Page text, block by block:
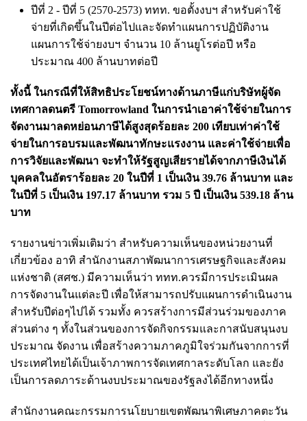
ปีที่ 2 - ปีที่ 5 (2570-2573) ททท. ขอตั้งงบฯ สำหรับค่าใช้
จ่ายที่เกิดขึ้นในปีต่อไปและจัดทำแผนการปฏิบัติงาน
แผนการใช้จ่ายงบฯ จำนวน 10 ล้านยูโรต่อปี หรือ
ประมาณ 400 ล้านบาทต่อปี
ทั้งนี้ ในกรณีที่ให้สิทธิประโยชน์ทางด้านภาษีแก่บริษัทผู้จัด
เทศกาลดนตรี Tomorrowland ในการนำเอาค่าใช้จ่ายในการ
จัดงานมาลดหย่อนภาษีได้สูงสุดร้อยละ 200 เทียบเท่าค่าใช้
จ่ายในการอบรมและพัฒนาทักษะแรงงาน และค่าใช้จ่ายเพื่อ
การวิจัยและพัฒนา จะทำให้รัฐสูญเสียรายได้จากภาษีเงินได้
บุคคลในอัตราร้อยละ 20 ในปีที่ 1 เป็นเงิน 39.76 ล้านบาท และ
ในปีที่ 5 เป็นเงิน 197.17 ล้านบาท รวม 5 ปี เป็นเงิน 539.18 ล้าน
บาท
รายงานข่าวเพิ่มเติมว่า สำหรับความเห็นของหน่วยงานที่
เกี่ยวข้อง อาทิ สำนักงานสภาพัฒนาการเศรษฐกิจและสังคม
แห่งชาติ (สศช.) มีความเห็นว่า ททท.ควรมีการประเมินผล
การจัดงานในแต่ละปี เพื่อให้สามารถปรับแผนการดำเนินงาน
สำหรับปีต่อๆไปได้ รวมทั้ง ควรสร้างการมีส่วนร่วมของภาค
ส่วนต่าง ๆ ทั้งในส่วนของการจัดกิจกรรมและกาสนับสนุนงบ
ประมาณ จัดงาน เพื่อสร้างความภาคภูมิใจร่วมกันจากการที่
ประเทศไทยได้เป็นเจ้าภาพการจัดเทศกาลระดับโลก และยัง
เป็นการลดภาระด้านงบประมาณของรัฐลงได้อีกทางหนึ่ง
สำนักงานคณะกรรมการนโยบายเขตพัฒนาพิเศษภาคตะวัน